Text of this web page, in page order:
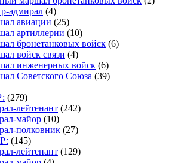
адмирал (4)
авиации (25)
артиллерии (10)
бронетанковых войск (6)
войск связи (4)
инженерных войск (6)
Советского Союза (39)
(279)
лейтенант (242)
майор (10)
полковник (27)
(145)
лейтенант (129)